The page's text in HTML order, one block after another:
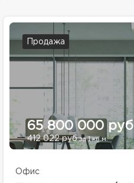
Продажа
65 800 000 руб
412 022 рубза 1 кв.м.
Офис